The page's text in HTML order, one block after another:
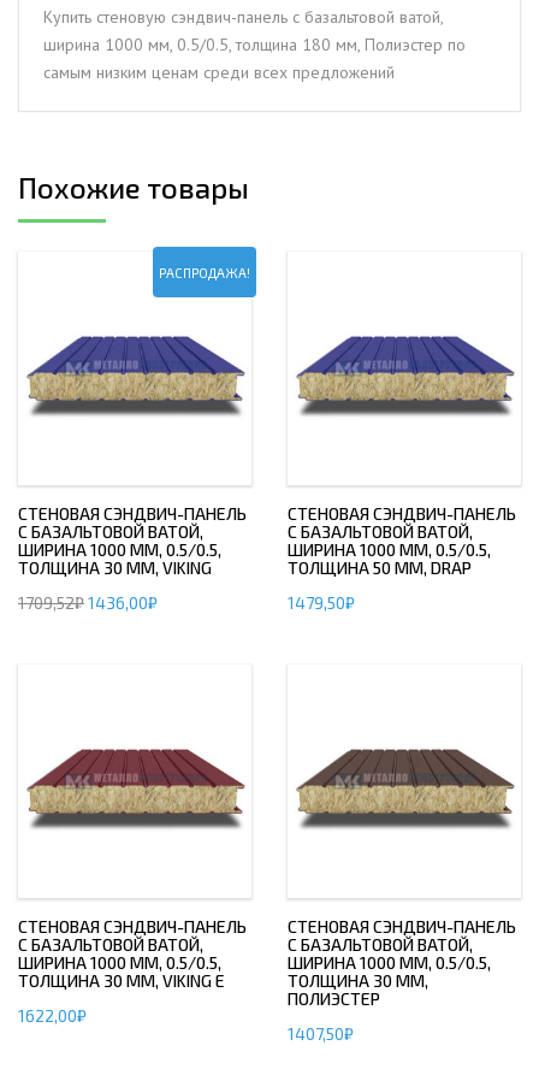
0.5/0.5,
толщина
180
Купить стеновую сэндвич-панель с базальтовой ватой,
ширина 1000 мм, 0.5/0.5, толщина 180 мм, Полиэстер по
самым низким ценам среди всех предложений
Похожие товары
РАСПРОДАЖА!
СТЕНОВАЯ СЭНДВИЧ-ПАНЕЛЬ
С БАЗАЛЬТОВОЙ ВАТОЙ,
ШИРИНА 1000 ММ, 0.5/0.5,
ТОЛЩИНА 30 ММ, VIKING
1709,52₽1436,00₽
СТЕНОВАЯ СЭНДВИЧ-ПАНЕЛЬ
С БАЗАЛЬТОВОЙ ВАТОЙ,
ШИРИНА 1000 ММ, 0.5/0.5,
ТОЛЩИНА 50 ММ, DRAP
1479,50₽
СТЕНОВАЯ СЭНДВИЧ-ПАНЕЛЬ
С БАЗАЛЬТОВОЙ ВАТОЙ,
ШИРИНА 1000 ММ, 0.5/0.5,
ТОЛЩИНА 30 ММ, VIKING E
1622,00₽
СТЕНОВАЯ СЭНДВИЧ-ПАНЕЛЬ
С БАЗАЛЬТОВОЙ ВАТОЙ,
ШИРИНА 1000 ММ, 0.5/0.5,
ТОЛЩИНА 30 ММ,
ПОЛИЭСТЕР
1407,50₽